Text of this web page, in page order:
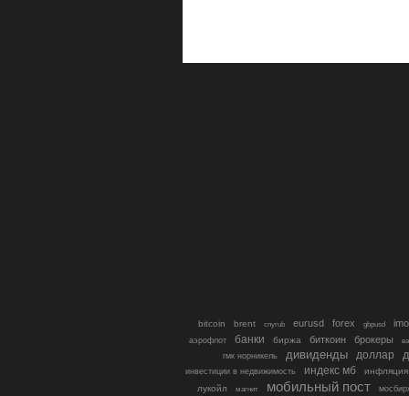
bitcoin brent cnyrub eurusd forex gbpusd
аэрофлот банки биржа биткоин брокеры
гмк норникель
дивиденды доллар
инвестиции в недвижимость индекс мб
инфляция
лукойл
магнит мобильный пост